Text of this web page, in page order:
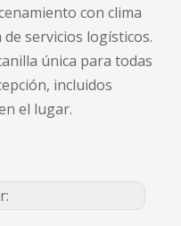
con clima
servicios logísticos.
única para todas
incluidos
el lugar.